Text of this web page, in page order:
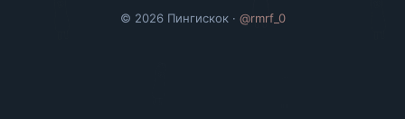
© 2026 Пингискок · @rmrf_0